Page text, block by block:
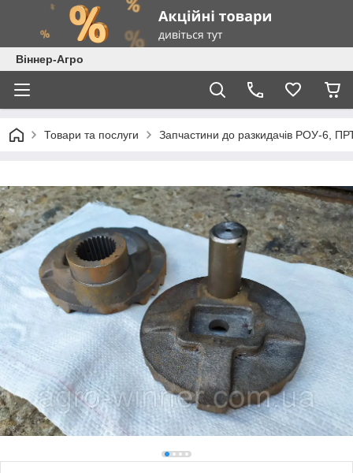
Віннер-Агро
Товари та послуги Запчастини до разкидачів РОУ-6,